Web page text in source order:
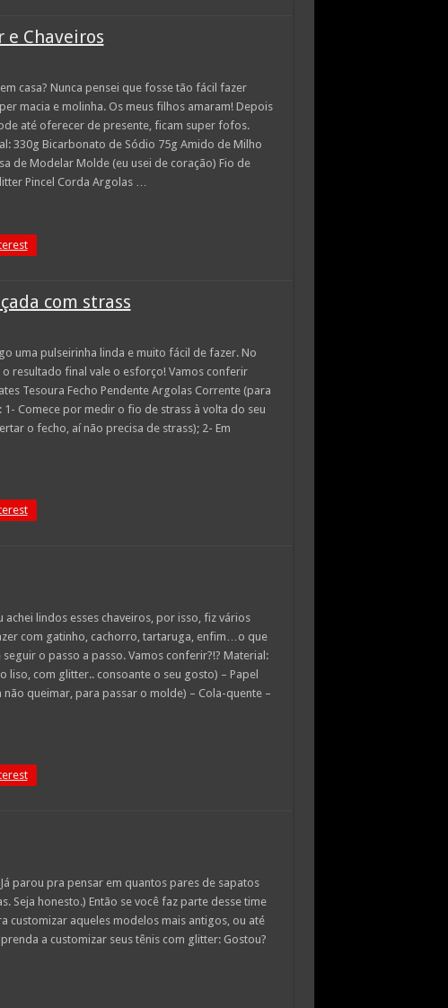
e Chaveiros
casa? Nunca pensei que fosse tão fácil fazer
macia e molinha. Os meus filhos amaram! Depois
até oferecer de presente, ficam super fofos.
330g Bicarbonato de Sódio 75g Amido de Milho
de Modelar Molde (eu usei de coração) Fio de
Pincel Corda Argolas …
com strass
uma pulseirinha linda e muito fácil de fazer. No
resultado final vale o esforço! Vamos conferir
Tesoura Fecho Pendente Argolas Corrente (para
Comece por medir o fio de strass à volta do seu
o fecho, aí não precisa de strass); 2- Em
lindos esses chaveiros, por isso, fiz vários
com gatinho, cachorro, tartaruga, enfim…o que
o passo a passo. Vamos conferir?!? Material:
liso, com glitter.. consoante o seu gosto) – Papel
queimar, para passar o molde) – Cola-quente –
parou pra pensar em quantos pares de sapatos
Seja honesto.) Então se você faz parte desse time
customizar aqueles modelos mais antigos, ou até
a customizar seus tênis com glitter: Gostou?